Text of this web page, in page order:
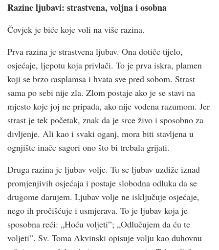
Razine ljubavi: strastvena, voljna i osobna
Čovjek je biće koje voli na više razina.
Prva razina je strastvena ljubav. Ona dotiče tijelo,
osjećaje, ljepotu koja privlači. To je prva iskra, plamen
koji se brzo rasplamsa i hvata sve pred sobom. Strast
sama po sebi nije zla. Zlom postaje ako je se stavi na
mjesto koje joj ne pripada, ako nije vođena razumom. Jer
strast je tek početak, znak da je srce živo i sposobno za
divljenje. Ali kao i svaki oganj, mora biti stavljena u
ognjište inače sagori ono što bi trebala grijati.
Druga razina je ljubav volje. Tu se ljubav uzdiže iznad
promjenjivih osjećaja i postaje slobodna odluka da se
drugome darujem. Ljubav volje ne isključuje osjećaje,
nego ih pročišćuje i usmjerava. To je ljubav koja je
sposobna reći: „Hoću voljeti”; „Odlučujem da ću te
voljeti”. Sv. Toma Akvinski opisuje volju kao duhovnu